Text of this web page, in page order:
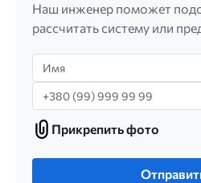
Наш инженер поможет
рассчитать систему или
Имя
Телефон
Прикрепить
фото
Прикрепить фото
Только